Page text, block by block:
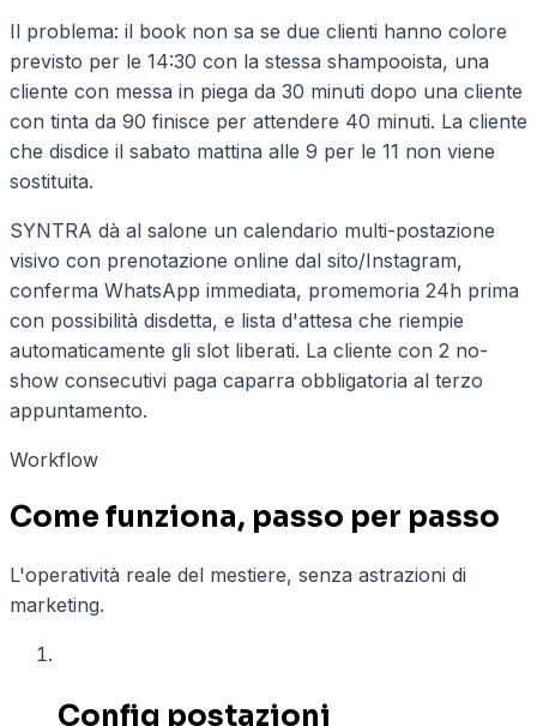
Il problema: il book non sa se due clienti hanno colore
previsto per le 14:30 con la stessa shampooista, una
cliente con messa in piega da 30 minuti dopo una cliente
con tinta da 90 finisce per attendere 40 minuti. La cliente
che disdice il sabato mattina alle 9 per le 11 non viene
sostituita.
SYNTRA dà al salone un calendario multi-postazione
visivo con prenotazione online dal sito/Instagram,
conferma WhatsApp immediata, promemoria 24h prima
con possibilità disdetta, e lista d'attesa che riempie
automaticamente gli slot liberati. La cliente con 2 no-
show consecutivi paga caparra obbligatoria al terzo
appuntamento.
Workflow
Come funziona, passo per passo
L'operatività reale del mestiere, senza astrazioni di
marketing.
Config postazioni